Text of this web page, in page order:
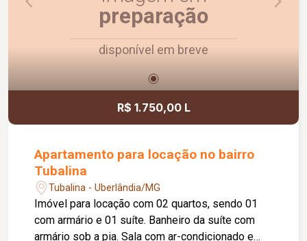
excelente padrão de acabamento.
preparação
disponível em breve
R$ 1.750,00 L
Apartamento para locação no bairro
Tubalina
Tubalina - Uberlândia/MG
Imóvel para locação com 02 quartos, sendo 01
com armário e 01 suíte. Banheiro da suíte com
armário sob a pia. Sala com ar-condicionado e